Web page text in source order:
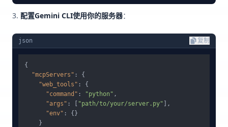
配置Gemini CLI使用你的服务器：
json 复制
{
"mcpServers" :
{
"web_tools" :
{
"command" : "python" ,
"args" : "path/to/your/server.py"
,
"env" : { }
}